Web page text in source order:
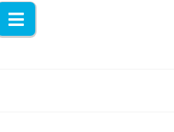
Navigation